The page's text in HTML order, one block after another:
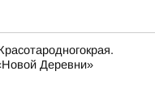
Деревни»